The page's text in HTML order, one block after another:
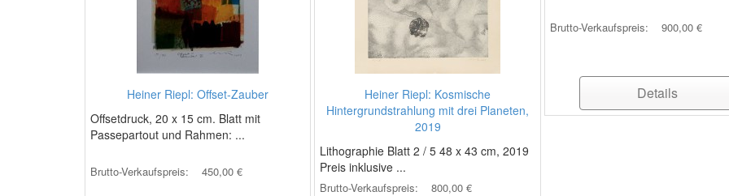
Heiner Riepl: Offset-Zauber
Offsetdruck, 20 x 15 cm. Blatt mit
Passepartout und Rahmen: ...
Brutto-Verkaufspreis: 450,00 €
Heiner Riepl: Kosmische
Hintergrundstrahlung mit drei Planeten,
2019
Lithographie Blatt 2 / 5 48 x 43 cm, 2019
Preis inklusive ...
Brutto-Verkaufspreis: 800,00 €
Brutto-Verkaufspreis: 900,00 €
Details